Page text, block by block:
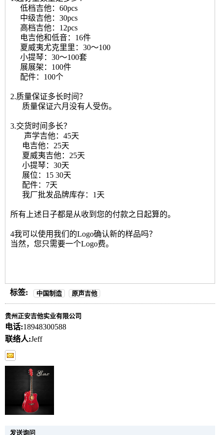
低档吉他：60pcs
中级吉他：30pcs
高档吉他：12pcs
电吉他和低音：16件
夏威夷尤克里里：30〜100
小提琴：30〜100套
展展架：100件
配件：100个
2.质量保证多长时间？
质量保证六月没有人受伤。
3.交货时间多长？
声学吉他：45天
电吉他：25天
夏威夷吉他：25天
小提琴：30天
展位：15 30天
配件：7天
我厂批发品牌库存：1天
所有上述日子都是从收到您的付款之日起算的。
4我可以使用我们的Logo确认新的样品吗？
当然，您只需要一个Logo费。
标签: 中国制造 原声吉他
贵州正安吉他实业有限公司
电话:18948300588
联络人:Jeff
发送询问